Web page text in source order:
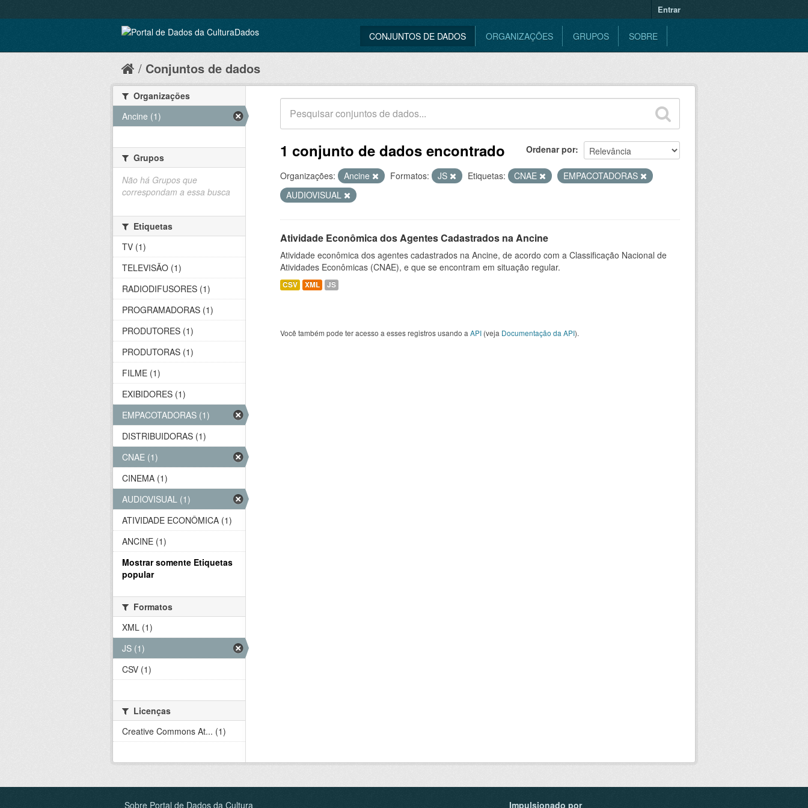
Entrar
CONJUNTOS DE DADOS ORGANIZAÇÕES GRUPOS SOBRE
Conjuntos de dados
Ordenar por
1 conjunto de dados encontrado
Organizações: Ancine Formatos: JS Etiquetas: CNAE
EMPACOTADORAS
AUDIOVISUAL
Atividade Econômica dos Agentes Cadastrados na Ancine
Atividade econômica dos agentes cadastrados na Ancine, de acordo com a Classificação Nacional de
Atividades Econômicas (CNAE), e que se encontram em situação regular.
CSV XML JS
Você também pode ter acesso a esses registros usando a API (veja Documentação da API).
Organizações
Ancine (1)
Grupos
Não há Grupos que
correspondam a essa busca
Etiquetas
TV (1)
TELEVISÃO (1)
RADIODIFUSORES (1)
PROGRAMADORAS (1)
PRODUTORES (1)
PRODUTORAS (1)
FILME (1)
EXIBIDORES (1)
EMPACOTADORAS (1)
DISTRIBUIDORAS (1)
CNAE (1)
CINEMA (1)
AUDIOVISUAL (1)
ATIVIDADE ECONÔMICA (1)
ANCINE (1)
Mostrar somente Etiquetas
popular
Formatos
XML (1)
JS (1)
CSV (1)
Licenças
Creative Commons At... (1)
Sobre Portal de Dados da Cultura Impulsionado por